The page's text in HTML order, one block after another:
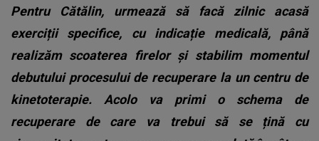
Pentru Cătălin, urmează să facă zilnic acasă
exerciții specifice, cu indicație medicală, până
realizăm scoaterea firelor și stabilim momentul
debutului procesului de recuperare la un centru de
kinetoterapie. Acolo va primi o schema de
recuperare de care va trebui să se țină cu